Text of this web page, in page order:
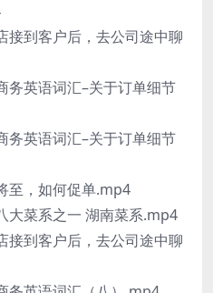
接到客户后，去公司途中聊
务英语词汇–关于订单细节
务英语词汇–关于订单细节
至，如何促单.mp4
大菜系之一 湖南菜系.mp4
接到客户后，去公司途中聊